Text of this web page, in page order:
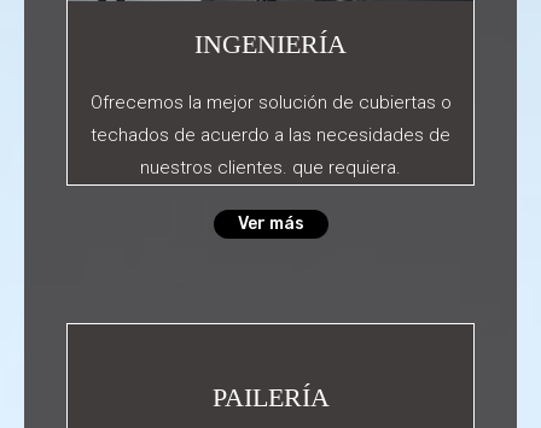
INGENIERÍA
Ofrecemos la mejor solución de cubiertas o
techados de acuerdo a las necesidades de
nuestros clientes. que requiera.
Ver más
PAILERÍA